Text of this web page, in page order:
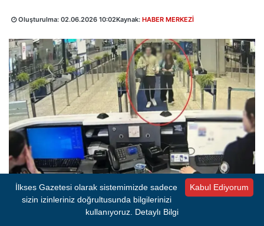
Oluşturulma: 02.06.2026 10:02Kaynak: HABER MERKEZİ
4 dk okuma süresi
Kabul Ediyorum
İlkses Gazetesi olarak sistemimizde sadece
sizin izinleriniz doğrultusunda bilgilerinizi
kullanıyoruz. Detaylı Bilgi